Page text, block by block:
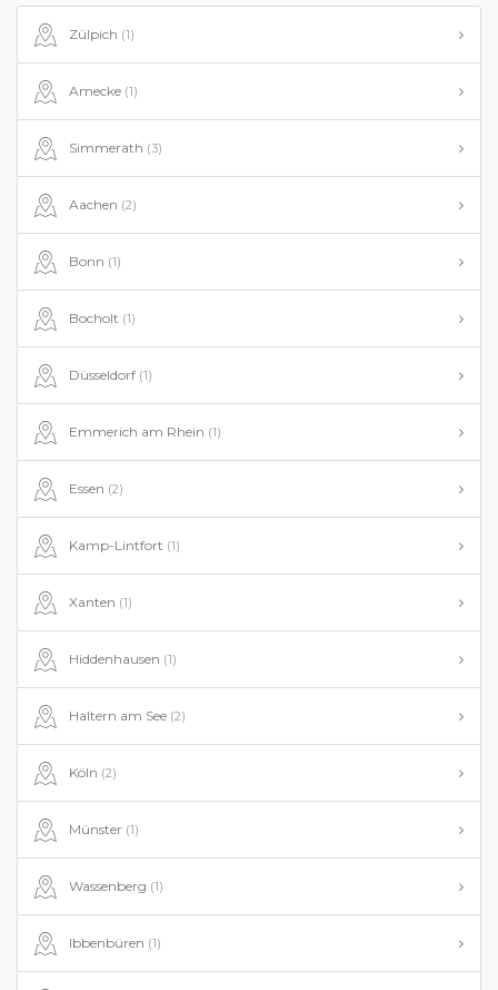
Zülpich (1)
Amecke (1)
Simmerath (3)
Aachen (2)
Bonn (1)
Bocholt (1)
Düsseldorf (1)
Emmerich am Rhein (1)
Essen (2)
Kamp-Lintfort (1)
Xanten (1)
Hiddenhausen (1)
Haltern am See (2)
Köln (2)
Münster (1)
Wassenberg (1)
Ibbenbüren (1)